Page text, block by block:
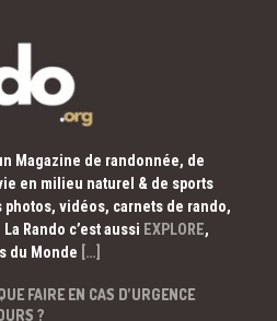
Magazine de randonnée, de
en milieu naturel & de sports
photos, vidéos, carnets de rando,
Rando c’est aussi EXPLORE,
du Monde […]
FAIRE EN CAS D’URGENCE
?